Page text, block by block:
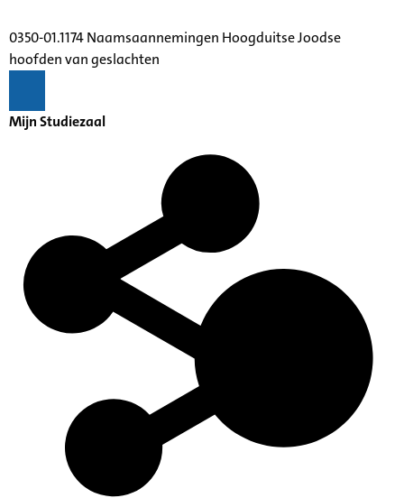
0350-01.1174 Naamsaannemingen Hoogduitse Joodse
hoofden van geslachten
Mijn Studiezaal